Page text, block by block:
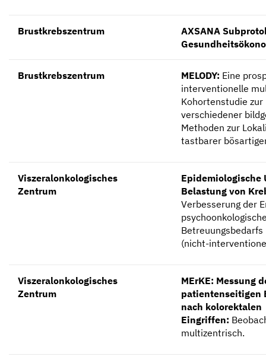
Brustkrebszentrum
AXSANA
Brustkrebszentrum MELODY: Eine
interventionelle
Kohortenstudie zur
verschiedener
Methoden zur
tastbarer
Viszeralonkologisches
Zentrum
Epidemiologische
Belastung von
Verbesserung der
(nicht-
Viszeralonkologisches
Zentrum
MErKE: Messung
patientenseitigen
nach kolorektalen
Eingriffen:
multizentrisch.